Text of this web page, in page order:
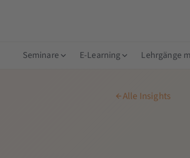
Seminare E-Learning Lehrgänge
Alle Insights